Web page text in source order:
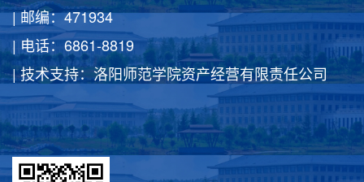
| 邮编：471934
| 电话：6861-8819
| 技术支持：洛阳师范学院资产经营有限责任公司